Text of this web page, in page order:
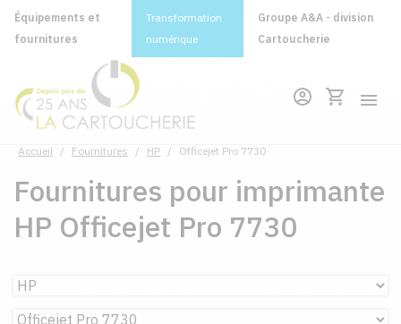
Équipements et
fournitures
Transformation
numérique
Groupe A&A - division
Cartoucherie
Accueil / Fournitures / HP / Officejet Pro 7730
Fournitures pour imprimante
HP Officejet Pro 7730